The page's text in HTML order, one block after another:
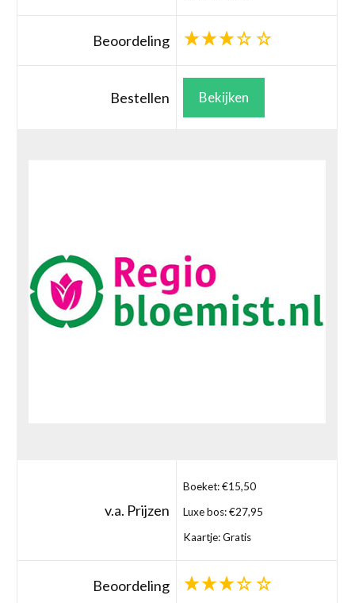
Beoordeling
Bestellen Bekijken
v.a. Prijzen
Boeket: €15,50
Luxe bos: €27,95
Kaartje: Gratis
Beoordeling